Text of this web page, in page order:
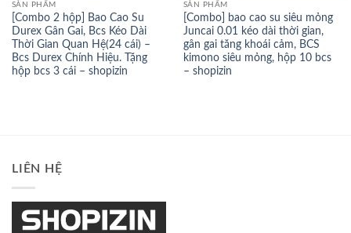
SẢN PHẨM
[Combo 2 hộp] Bao Cao Su
Durex Gân Gai, Bcs Kéo Dài
Thời Gian Quan Hệ(24 cái) –
Bcs Durex Chính Hiệu. Tặng
hộp bcs 3 cái – shopizin
SẢN PHẨM
[Combo] bao cao su siêu mỏng
Juncai 0.01 kéo dài thời gian,
gân gai tăng khoái cảm, BCS
kimono siêu mỏng, hộp 10 bcs
– shopizin
LIÊN HỆ